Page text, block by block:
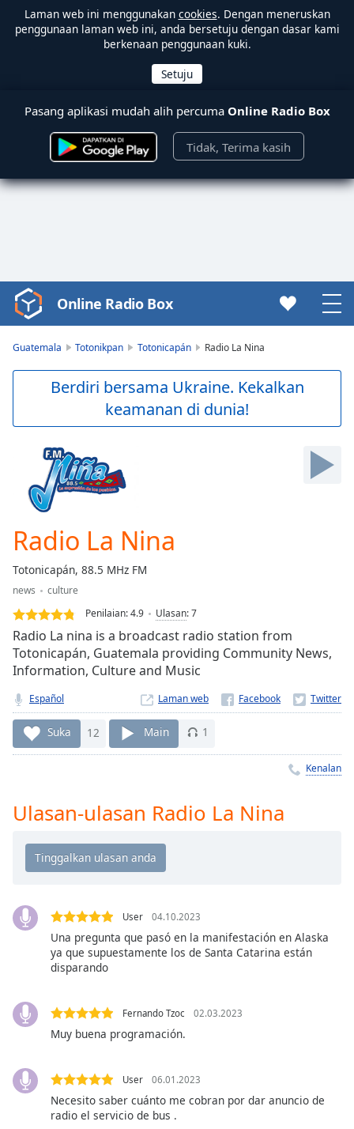
Laman web ini menggunakan cookies. Dengan meneruskan
penggunaan laman web ini, anda bersetuju dengan dasar kami
berkenaan penggunaan kuki.
Pasang aplikasi mudah alih percuma Online Radio Box
Tidak, Terima kasih
Video
Player
Skip
Mute
Current
Loaded:
0.00%
Stream
Type LIVE
Seek to
live,
currently
live
LIVE
Remaining
Time-
Rate
Chapters
Chapters
Descriptions
descriptions
,
selected
subtitles
settings
subtitles
settings
dialog
Online Radio Box
Guatemala Totonikpan Totonicapán Radio La Nina
Berdiri bersama Ukraine. Kekalkan
keamanan di dunia!
Radio La Nina
Totonicapán, 88.5 MHz FM
news
culture
Penilaian:4.9 Ulasan:7
Radio La nina is a broadcast radio station from
Totonicapán, Guatemala providing Community News,
Information, Culture and Music
Español Laman web
Suka 12 Main 1
Kenalan
Ulasan-ulasan Radio La Nina
User 04.10.2023
Una pregunta que pasó en la manifestación en Alaska
ya que supuestamente los de Santa Catarina están
disparando
Fernando Tzoc 02.03.2023
Muy buena programación.
User 06.01.2023
Necesito saber cuánto me cobran por dar anuncio de
radio el servicio de bus .